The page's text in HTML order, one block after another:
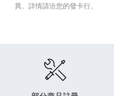
異。詳情請洽您的發卡行。